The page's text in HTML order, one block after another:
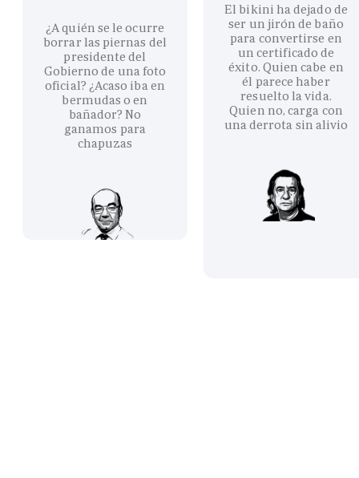
¿A quién se le ocurre
borrar las piernas del
presidente del
Gobierno de una foto
oficial? ¿Acaso iba en
bermudas o en
bañador? No
ganamos para
chapuzas
El bikini ha dejado de
ser un jirón de baño
para convertirse en
un certificado de
éxito. Quien cabe en
él parece haber
resuelto la vida.
Quien no, carga con
una derrota sin alivio